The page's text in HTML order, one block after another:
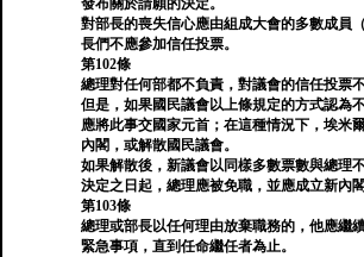
發布關於請願的決定。
對部長的喪失信心應由組成大會的多數成員
長們不應參加信任投票。
第102條
總理對任何部都不負責，對議會的信任投票
但是，如果國民議會以上條規定的方式認為
應將此事交國家元首；在這種情況下，埃米
內閣，或解散國民議會。
如果解散後，新議會以同樣多數票數與總理
決定之日起，總理應被免職，並應成立新內閣
第103條
總理或部長以任何理由放棄職務的，他應繼
緊急事項，直到任命繼任者為止。